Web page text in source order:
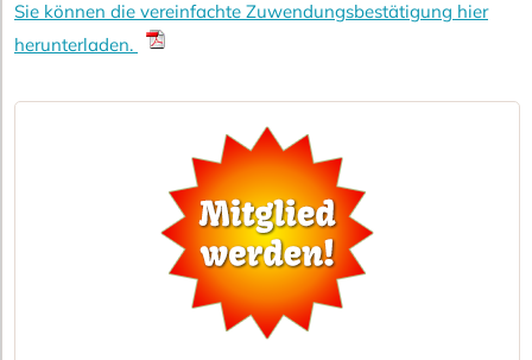
Sie können die vereinfachte Zuwendungsbestätigung hier
herunterladen.